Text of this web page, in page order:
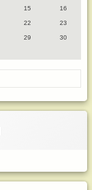
15 16
22 23
29 30